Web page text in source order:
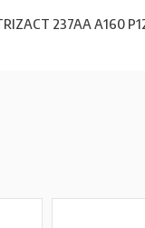
237AA A160